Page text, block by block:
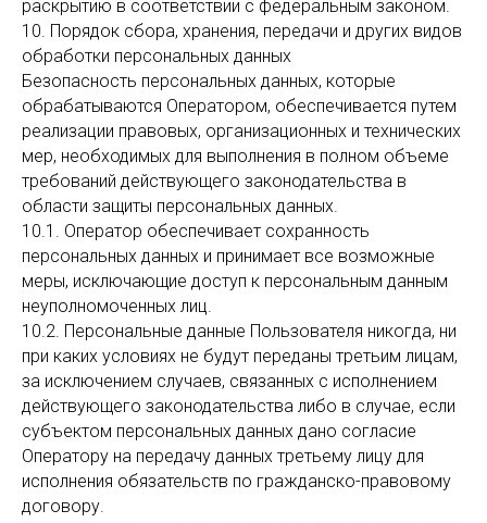
раскрытию в соответствии с федеральным законом.
10. Порядок сбора, хранения, передачи и других видов
обработки персональных данных
Безопасность персональных данных, которые
обрабатываются Оператором, обеспечивается путем
реализации правовых, организационных и технических
мер, необходимых для выполнения в полном объеме
требований действующего законодательства в
области защиты персональных данных.
10.1. Оператор обеспечивает сохранность
персональных данных и принимает все возможные
меры, исключающие доступ к персональным данным
неуполномоченных лиц.
10.2. Персональные данные Пользователя никогда, ни
при каких условиях не будут переданы третьим лицам,
за исключением случаев, связанных с исполнением
действующего законодательства либо в случае, если
субъектом персональных данных дано согласие
Оператору на передачу данных третьему лицу для
исполнения обязательств по гражданско-правовому
договору.